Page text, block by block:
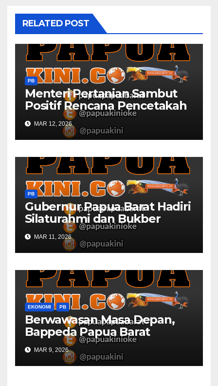
RELATED POST
PB
Menteri Pertanian Sambut
Positif Rencana Pencetakah
Sawah dan Ladang di Papua
Barat
MAR 12, 2026
PB
Gubernur Papua Barat Hadiri
Silaturahmi dan Bukber
Bersama DPR RI dan
Mendagri di IPDN
MAR 11, 2026
EKONOMI PB
Berwawasan Masa Depan,
Bappeda Papua Barat
Konsultasi Publik RKPD 2027
MAR 9, 2026